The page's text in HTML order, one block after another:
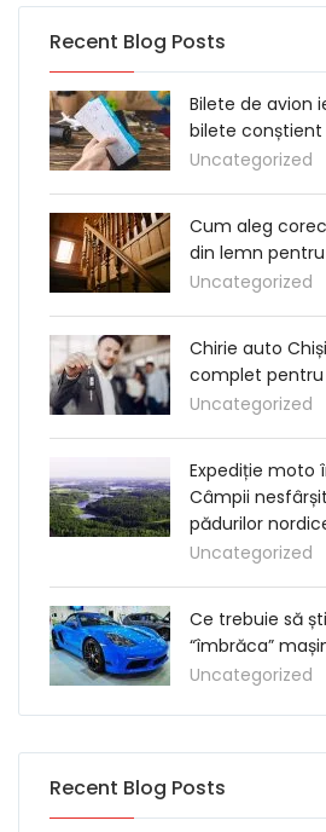
Recent Blog Posts
Bilete de avion
bilete conștient
Uncategorized
Cum aleg
din lemn
Uncategorized
Chirie auto
complet pentru
Uncategorized
Expediție moto
Câmpii
pădurilor
Uncategorized
Ce trebuie să
“îmbrăca”
Uncategorized
Recent Blog Posts